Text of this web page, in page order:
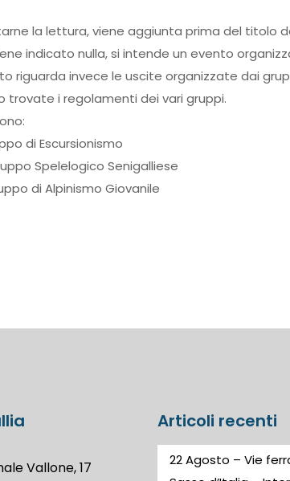
la lettura, viene aggiunta prima del titolo
indicato nulla, si intende un evento
riguarda invece le uscite organizzate dai
trovate i regolamenti dei vari gruppi.
di Escursionismo
Spelelogico Senigalliese
di Alpinismo Giovanile
Vallone, 17
Articoli recenti
22 Agosto – Vie